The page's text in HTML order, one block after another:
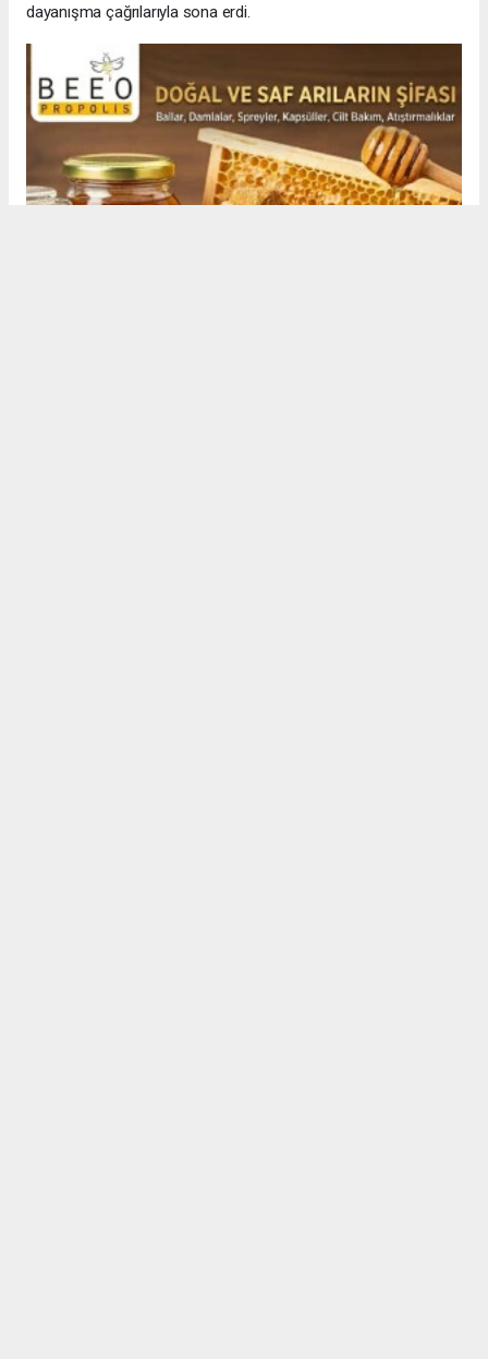
dayanışma çağrılarıyla sona erdi.